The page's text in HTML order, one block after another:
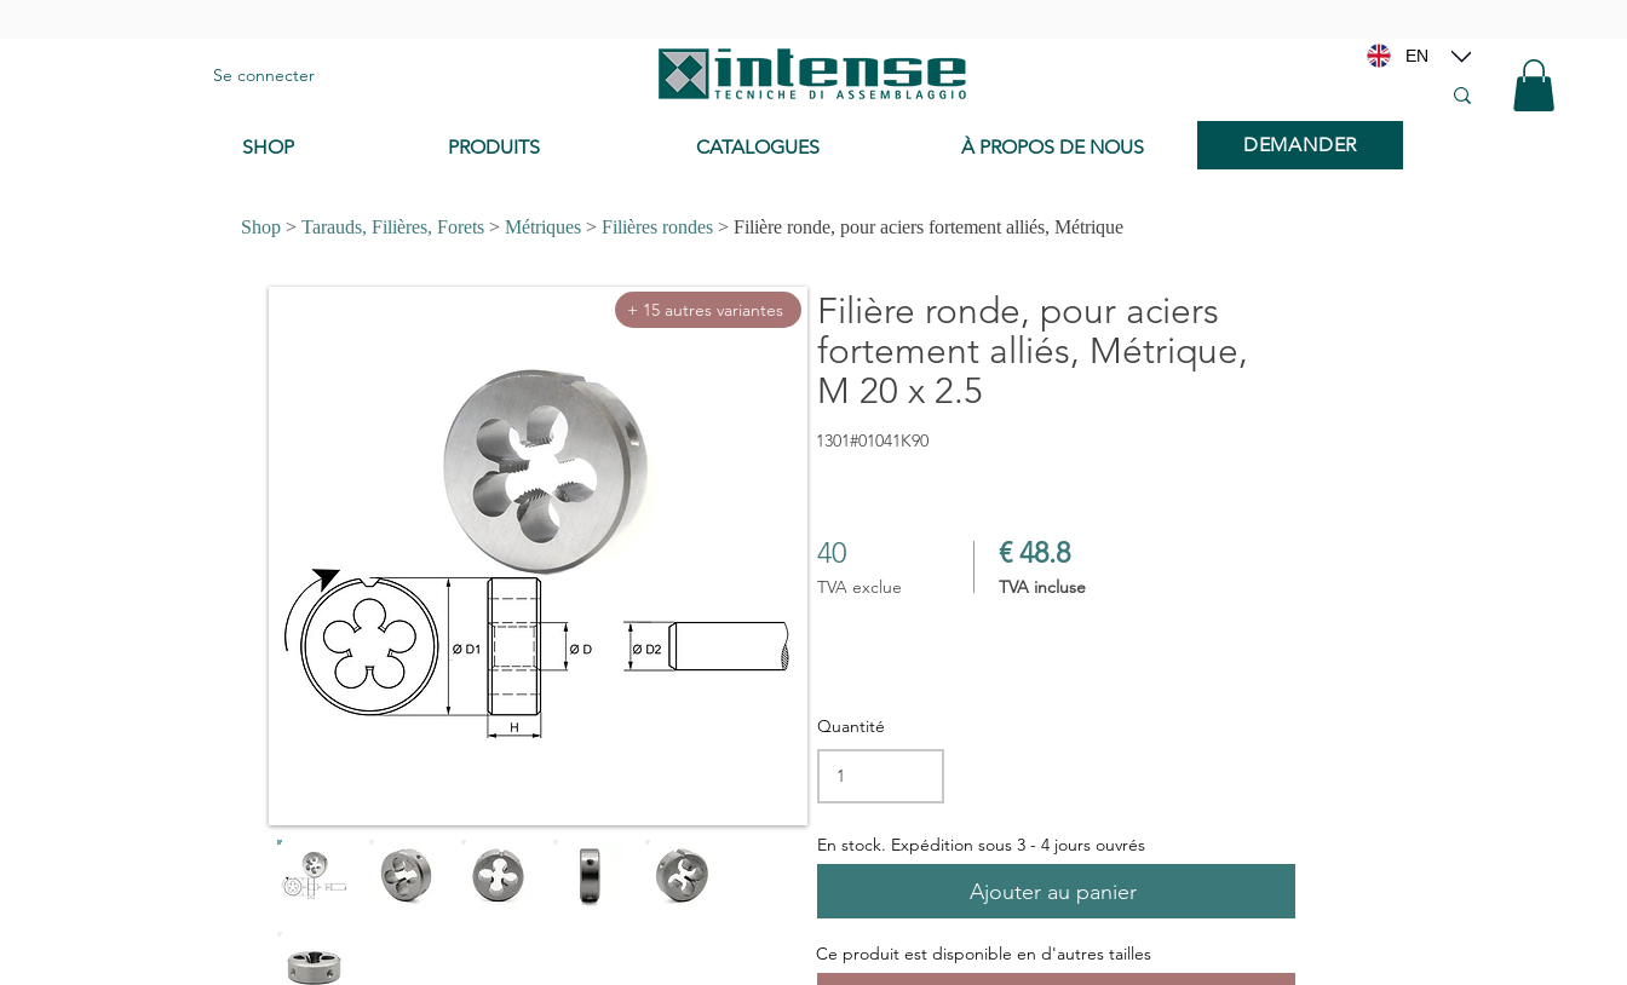
Se connecter
EN
SHOP PRODUITS CATALOGUES À PROPOS DE NOUS DEMANDER
Shop > Tarauds, Filières, Forets > Métriques > Filières rondes > Filière ronde, pour aciers fortement alliés, Métrique
+ 15 autres variantes
Filière ronde, pour aciers
fortement alliés, Métrique,
M 20 x 2.5
1301#01041K90
40 € 48.8
TVA exclue TVA incluse
Quantité
En stock. Expédition sous 3 - 4 jours ouvrés
Ajouter au panier
Ce produit est disponible en d'autres tailles